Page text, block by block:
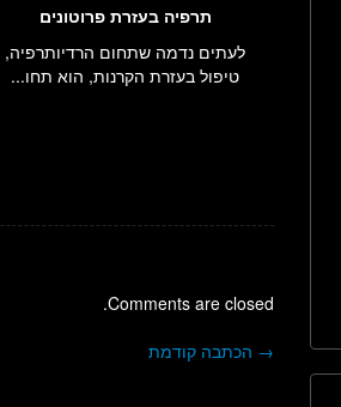
תרפיה בעזרת פרוטונים
לעתים נדמה שתחום הרדיותרפיה,
טיפול בעזרת הקרנות, הוא תחו...
Comments are closed.
ניווט בפוסטים
→ הכתבה קודמת